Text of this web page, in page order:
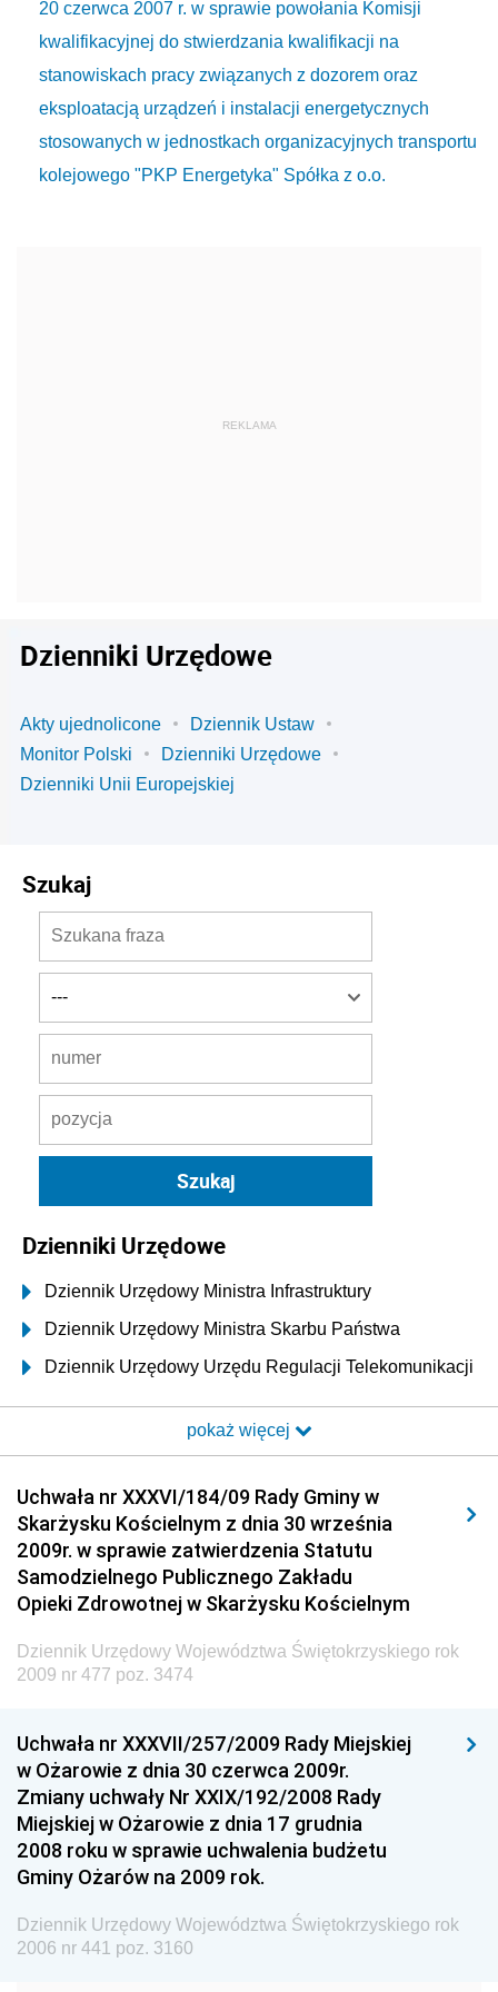
20 czerwca 2007 r. w sprawie powołania Komisji
kwalifikacyjnej do stwierdzania kwalifikacji na
stanowiskach pracy związanych z dozorem oraz
eksploatacją urządzeń i instalacji energetycznych
stosowanych w jednostkach organizacyjnych transportu
kolejowego "PKP Energetyka" Spółka z o.o.
Dzienniki Urzędowe
Akty ujednolicone
Dziennik Ustaw
Monitor Polski
Dzienniki Urzędowe
Dzienniki Unii Europejskiej
Szukaj
Dzienniki Urzędowe
Dziennik Urzędowy Ministra Infrastruktury
Dziennik Urzędowy Ministra Skarbu Państwa
Dziennik Urzędowy Urzędu Regulacji Telekomunikacji
Dziennik Urzędowy Ministra Transportu i Budownictwa
Elektronicznej
Dziennik Urzędowy Ministra Spraw Wewnętrznych i
Administracji
Dziennik Urzędowy Ministra Transportu
Dziennik Urzędowy Ministra Budownictwa
Dziennik Urzędowy Ministra Nauki i Szkolnictwa
Dziennik Urzędowy Głównego Urzędu Miar
Dziennik Urzędowy Ministra Rolnictwa i Rozwoju Wsi
Dziennik Urzędowy Ministra Edukacji Narodowej i
Sportu
Dziennik Urzędowy Ministra Edukacji i Nauki
Dziennik Urzędowy Ministra Edukacji Narodowej
Dziennik Urzędowy Ministra Gospodarki Morskiej
pokaż więcej
Uchwała nr XXXVI/184/09 Rady Gminy w
Skarżysku Kościelnym z dnia 30 września
2009r. w sprawie zatwierdzenia Statutu
Samodzielnego Publicznego Zakładu
Opieki Zdrowotnej w Skarżysku Kościelnym
Dziennik Urzędowy Województwa Świętokrzyskiego rok
2009 nr 477 poz. 3474
Uchwała nr XXXVII/257/2009 Rady Miejskiej
w Ożarowie z dnia 30 czerwca 2009r.
Zmiany uchwały Nr XXIX/192/2008 Rady
Miejskiej w Ożarowie z dnia 17 grudnia
2008 roku w sprawie uchwalenia budżetu
Gminy Ożarów na 2009 rok.
Dziennik Urzędowy Województwa Świętokrzyskiego rok
2006 nr 441 poz. 3160